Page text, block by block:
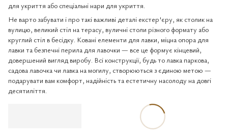
для укриття або спеціальні нари для укриття.
Не варто забувати і про такі важливі деталі екстер'єру, як столик на
вулицю, великий стіл на терасу, вуличні столи різного формату або
круглий стіл в бесідку. Ковані елементи для лавки, міцна опора для
лавки та безпечні перила для лавочки — все це формує кінцевий,
довершений вигляд виробу. Всі конструкції, будь то лавка паркова,
садова лавочка чи лавка на могилу, створюються з єдиною метою —
подарувати вам комфорт, надійність та естетичну насолоду на довгі
десятиліття.